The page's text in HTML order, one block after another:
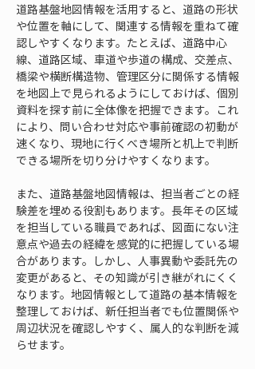
道路基盤地図情報を活用すると、道路の形状
や位置を軸にして、関連する情報を重ねて確
認しやすくなります。たとえば、道路中心
線、道路区域、車道や歩道の構成、交差点、
橋梁や横断構造物、管理区分に関係する情報
を地図上で見られるようにしておけば、個別
資料を探す前に全体像を把握できます。これ
により、問い合わせ対応や事前確認の初動が
速くなり、現地に行くべき場所と机上で判断
できる場所を切り分けやすくなります。
また、道路基盤地図情報は、担当者ごとの経
験差を埋める役割もあります。長年その区域
を担当している職員であれば、図面にない注
意点や過去の経緯を感覚的に把握している場
合があります。しかし、人事異動や委託先の
変更があると、その知識が引き継がれにくく
なります。地図情報として道路の基本情報を
整理しておけば、新任担当者でも位置関係や
周辺状況を確認しやすく、属人的な判断を減
らせます。